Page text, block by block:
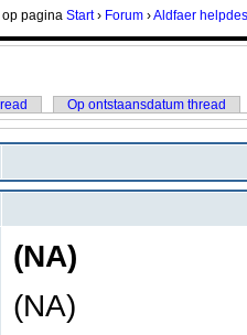
op pagina Start› Forum ›Aldfaer
Op ontstaansdatum thread
(NA)
(NA)